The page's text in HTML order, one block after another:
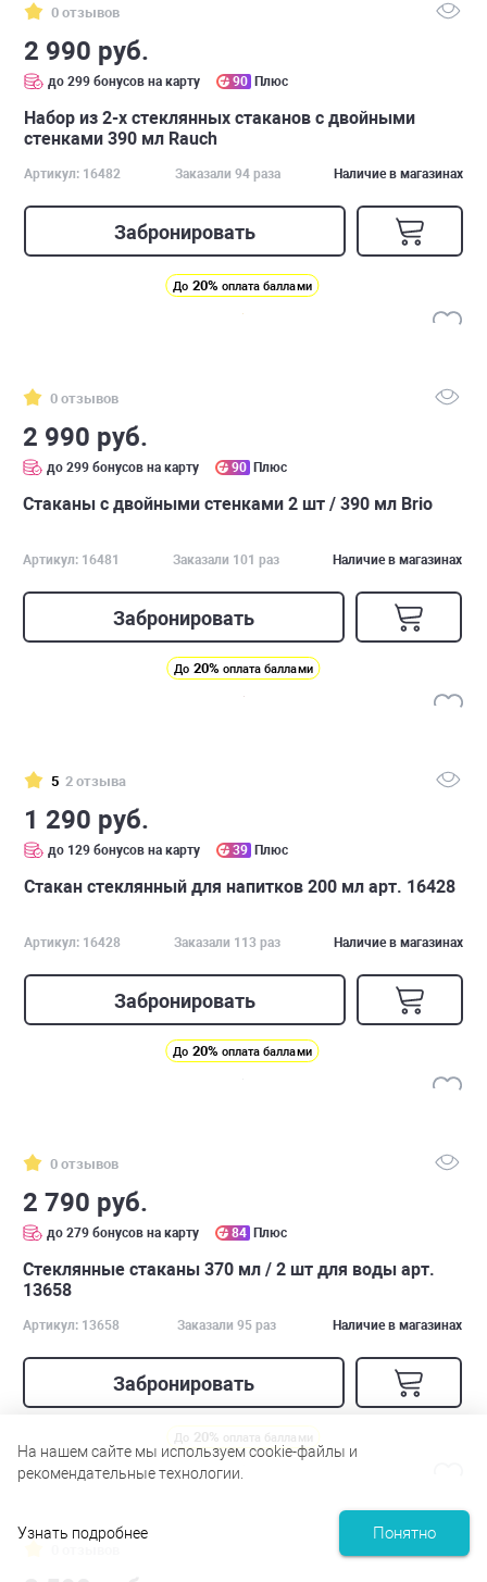
0 отзывов
2 990 руб.
до 299 бонусов на карту 90 Плюс
Набор из 2-х стеклянных стаканов с двойными
стенками 390 мл Rauch
Артикул: 16482 Заказали 94 раза Наличие в магазинах
Забронировать
До 20% оплата баллами
0 отзывов
2 990 руб.
до 299 бонусов на карту 90 Плюс
Стаканы с двойными стенками 2 шт / 390 мл Brio
Артикул: 16481 Заказали 101 раз Наличие в магазинах
Забронировать
До 20% оплата баллами
5 2 отзыва
1 290 руб.
до 129 бонусов на карту 39 Плюс
Стакан стеклянный для напитков 200 мл арт. 16428
Артикул: 16428 Заказали 113 раз Наличие в магазинах
Забронировать
До 20% оплата баллами
0 отзывов
2 790 руб.
до 279 бонусов на карту 84 Плюс
Стеклянные стаканы 370 мл / 2 шт для воды арт.
13658
Артикул: 13658 Заказали 95 раз Наличие в магазинах
Забронировать
До 20% оплата баллами
На нашем сайте мы используем cookie-файлы и
рекомендательные технологии.
Узнать подробнее Понятно